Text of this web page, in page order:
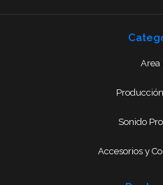
Area
Sonido
Accesorios y